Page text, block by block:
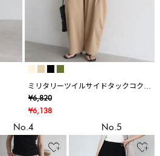
ミリタリーツイルサイドタックコクー
ンパンツ
¥6,820
¥6,138
No.4 No.5